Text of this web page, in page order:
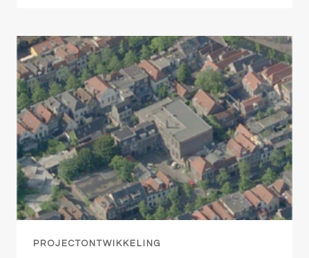
PROJECTONTWIKKELING